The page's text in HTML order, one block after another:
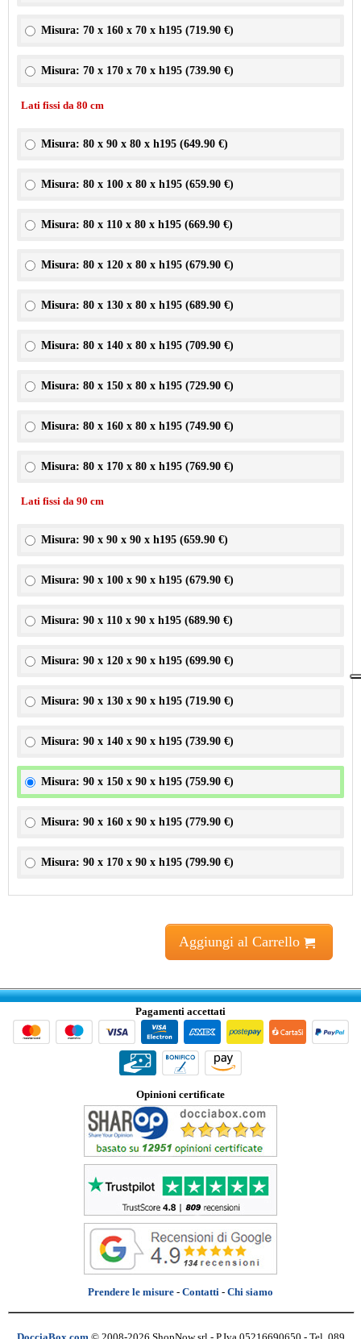
Misura: 70 x 160 x 70 x h195 (719.90 €)
Misura: 70 x 170 x 70 x h195 (739.90 €)
Lati fissi da 80 cm
Misura: 80 x 90 x 80 x h195 (649.90 €)
Misura: 80 x 100 x 80 x h195 (659.90 €)
Misura: 80 x 110 x 80 x h195 (669.90 €)
Misura: 80 x 120 x 80 x h195 (679.90 €)
Misura: 80 x 130 x 80 x h195 (689.90 €)
Misura: 80 x 140 x 80 x h195 (709.90 €)
Misura: 80 x 150 x 80 x h195 (729.90 €)
Misura: 80 x 160 x 80 x h195 (749.90 €)
Misura: 80 x 170 x 80 x h195 (769.90 €)
Lati fissi da 90 cm
Misura: 90 x 90 x 90 x h195 (659.90 €)
Misura: 90 x 100 x 90 x h195 (679.90 €)
Misura: 90 x 110 x 90 x h195 (689.90 €)
Misura: 90 x 120 x 90 x h195 (699.90 €)
Misura: 90 x 130 x 90 x h195 (719.90 €)
Misura: 90 x 140 x 90 x h195 (739.90 €)
Misura: 90 x 150 x 90 x h195 (759.90 €)
Misura: 90 x 160 x 90 x h195 (779.90 €)
Misura: 90 x 170 x 90 x h195 (799.90 €)
Aggiungi al Carrello
Pagamenti accettati
Opinioni certificate
Prendere le misure - Contatti - Chi siamo